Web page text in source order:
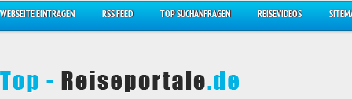
WEBSEITE EINTRAGEN RSS FEED TOP SUCHANFRAGEN REISEVIDEOS